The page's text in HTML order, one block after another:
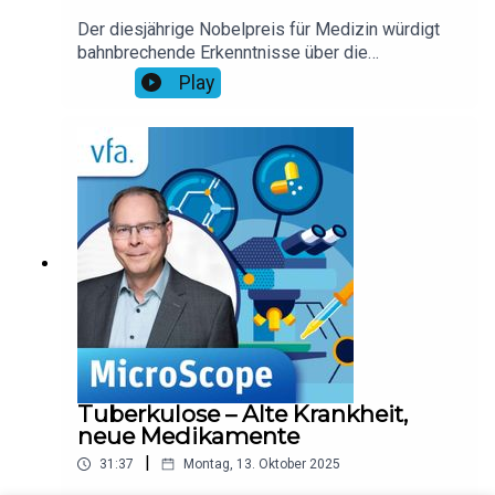
Der diesjährige Nobelpreis für Medizin würdigt
bahnbrechende Erkenntnisse über die
Selbstkontrolle des Immunsystems. Wie die
Forschung von Branco, Ramsdell und Sakaguchi
neue Therapien gegen Krebs und
Autoimmunkrankheiten ermöglicht, beleuchtet
vfa-Forschungssprecher Dr. Rolf Hömke.
Play
Tuberkulose – Alte Krankheit,
neue Medikamente
31:37 Montag, 13. Oktober 2025